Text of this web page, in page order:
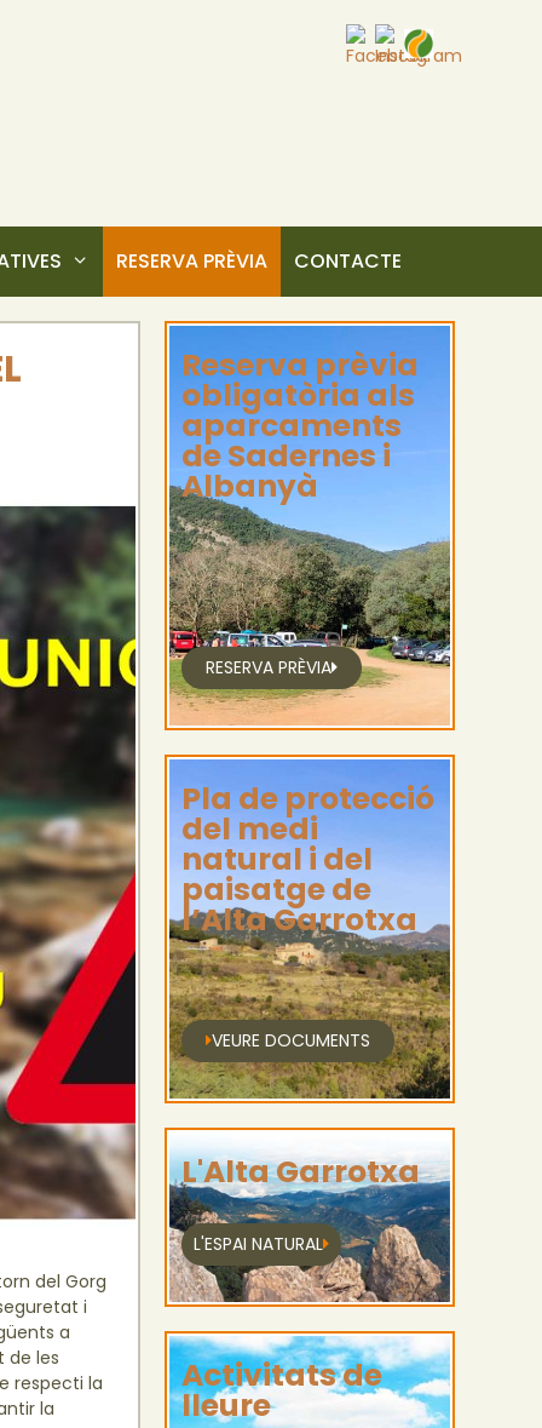
RESERVA PRÈVIA CONTACTE
del Gorg
i
a
de les
respecti la
la
Reserva prèvia
obligatòria als
aparcaments
de Sadernes i
Albanyà
RESERVA PRÈVIA
Pla de protecció
del medi
natural i del
paisatge de
l’Alta Garrotxa
VEURE DOCUMENTS
L'Alta Garrotxa
L'ESPAI NATURAL
Activitats de
lleure